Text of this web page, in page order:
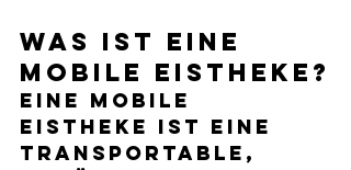
Was ist eine
mobile Eistheke?
Eine mobile
Eistheke ist eine
transportable,